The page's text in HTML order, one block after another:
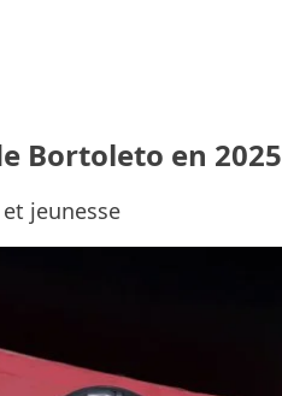
Bortoleto en 2025
jeunesse